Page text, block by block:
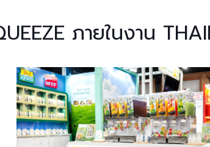
ภายในงาน